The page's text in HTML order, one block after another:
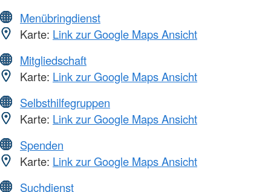
Menübringdienst
Karte: Link zur Google Maps Ansicht
Mitgliedschaft
Karte: Link zur Google Maps Ansicht
Selbsthilfegruppen
Karte: Link zur Google Maps Ansicht
Spenden
Karte: Link zur Google Maps Ansicht
Suchdienst